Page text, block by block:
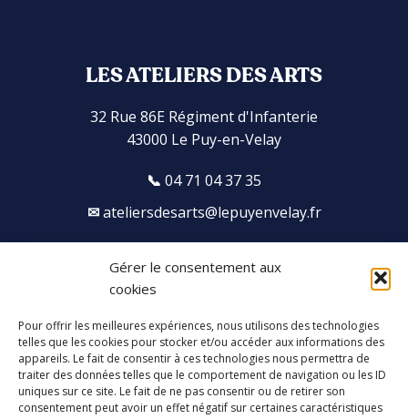
Gérer le consentement aux
cookies
Pour offrir les meilleures expériences, nous utilisons des technologies
telles que les cookies pour stocker et/ou accéder aux informations des
appareils. Le fait de consentir à ces technologies nous permettra de
traiter des données telles que le comportement de navigation ou les ID
uniques sur ce site. Le fait de ne pas consentir ou de retirer son
consentement peut avoir un effet négatif sur certaines caractéristiques
LES ATELIERS DES ARTS
32 Rue 86E Régiment d'Infanterie
43000 Le Puy-en-Velay
04 71 04 37 35
ateliersdesarts@lepuyenvelay.fr
S'inscrire à la newsletter